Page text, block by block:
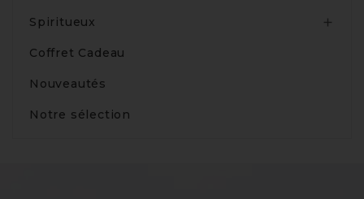
Spiritueux 
Coffret Cadeau
Nouveautés
Notre sélection